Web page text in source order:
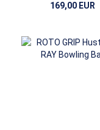
169,00 EUR